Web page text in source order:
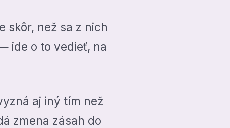
skôr, než sa z nich
ide o to vedieť, na
aj iný tím než
zmena zásah do